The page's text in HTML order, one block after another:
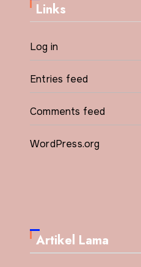
Links
Log in
Entries feed
Comments feed
WordPress.org
Artikel Lama